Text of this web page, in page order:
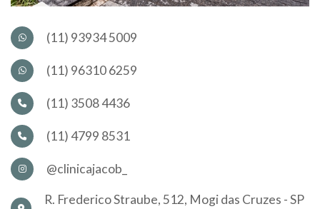
(11) 93934 5009
(11) 96310 6259
(11) 3508 4436
(11) 4799 8531
@clinicajacob_
R. Frederico Straube, 512, Mogi das Cruzes - SP